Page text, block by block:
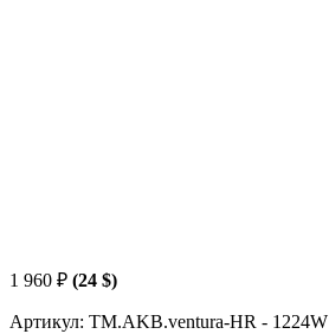
1 960 ₽ (24 $)
Артикул: TM.AKB.ventura-HR - 1224W